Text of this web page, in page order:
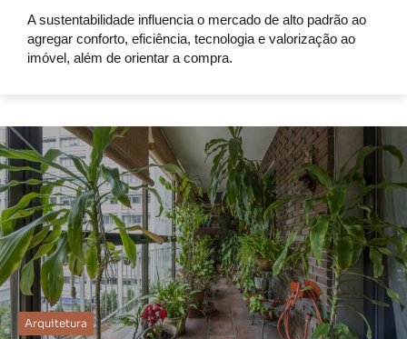
A sustentabilidade influencia o mercado de alto padrão ao
agregar conforto, eficiência, tecnologia e valorização ao
imóvel, além de orientar a compra.
Arquitetura